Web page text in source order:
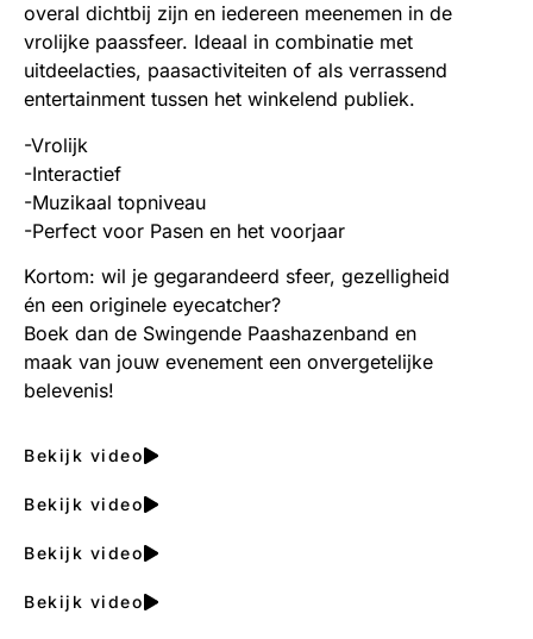
overal dichtbij zijn en iedereen meenemen in de
vrolijke paassfeer. Ideaal in combinatie met
uitdeelacties, paasactiviteiten of als verrassend
entertainment tussen het winkelend publiek.
-Vrolijk
-Interactief
-Muzikaal topniveau
-Perfect voor Pasen en het voorjaar
Kortom: wil je gegarandeerd sfeer, gezelligheid
én een originele eyecatcher?
Boek dan de Swingende Paashazenband en
maak van jouw evenement een onvergetelijke
belevenis!
Bekijk video
Bekijk video
Bekijk video
Bekijk video